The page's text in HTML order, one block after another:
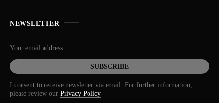
NEWSLETTER
I consent to receive newsletter via email. For further information,
please review our Privacy Policy